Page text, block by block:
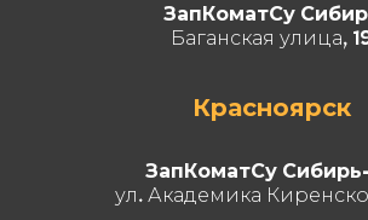
ЗапКоматСу
Баганская улица,
Красноярск
ЗапКоматСу
ул. Академика